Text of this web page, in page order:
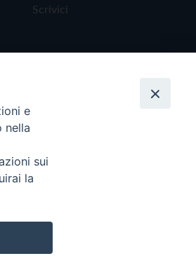
Scrivici
e
nella
sui
la